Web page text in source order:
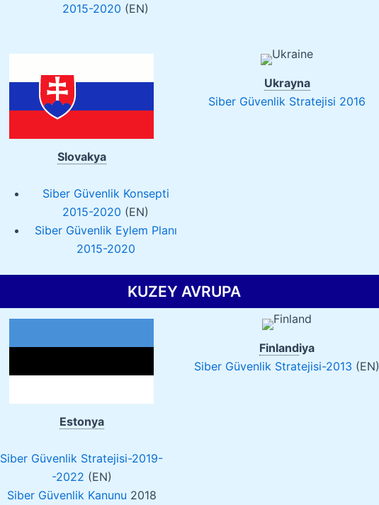
2015-2020 (EN)
Slovakya
Siber Güvenlik Konsepti
2015-2020 (EN)
Siber Güvenlik Eylem Planı
2015-2020
Ukrayna
Siber Güvenlik Stratejisi 2016
KUZEY AVRUPA
Estonya
Siber Güvenlik Stratejisi-2019-
-2022 (EN)
Siber Güvenlik Kanunu 2018
Finlandiya
Siber Güvenlik Stratejisi-2013 (EN)